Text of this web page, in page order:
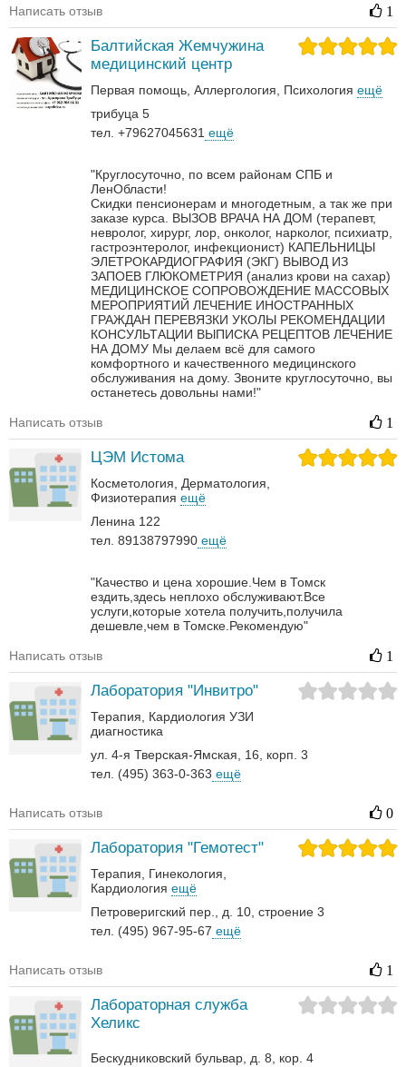
Написать отзыв 1
Балтийская Жемчужина
медицинский центр
Первая помощь Аллергология Психология ещё
трибуца 5
тел. +79627045631 ещё
"Круглосуточно, по всем районам СПБ и
ЛенОбласти!
Скидки пенсионерам и многодетным, а так же при
заказе курса. ВЫЗОВ ВРАЧА НА ДОМ (терапевт,
невролог, хирург, лор, онколог, нарколог, психиатр,
гастроэнтеролог, инфекционист) КАПЕЛЬНИЦЫ
ЭЛЕТРОКАРДИОГРАФИЯ (ЭКГ) ВЫВОД ИЗ
ЗАПОЕВ ГЛЮКОМЕТРИЯ (анализ крови на сахар)
МЕДИЦИНСКОЕ СОПРОВОЖДЕНИЕ МАССОВЫХ
МЕРОПРИЯТИЙ ЛЕЧЕНИЕ ИНОСТРАННЫХ
ГРАЖДАН ПЕРЕВЯЗКИ УКОЛЫ РЕКОМЕНДАЦИИ
КОНСУЛЬТАЦИИ ВЫПИСКА РЕЦЕПТОВ ЛЕЧЕНИЕ
НА ДОМУ Мы делаем всё для самого
комфортного и качественного медицинского
обслуживания на дому. Звоните круглосуточно, вы
останетесь довольны нами!"
Написать отзыв 1
ЦЭМ Истома
Косметология Дерматология‎
Физиотерапия ещё
Ленина 122
тел. 89138797990 ещё
"Качество и цена хорошие.Чем в Томск
ездить,здесь неплохо обслуживают.Все
услуги,которые хотела получить,получила
дешевле,чем в Томске.Рекомендую"
Написать отзыв 1
Лаборатория "Инвитро"
Терапия Кардиология УЗИ
диагностика
ул. 4-я Тверская-Ямская, 16, корп. 3
тел. (495) 363-0-363 ещё
Написать отзыв 0
Лаборатория "Гемотест"
Терапия
Гинекология
Кардиология ещё
Петроверигский пер., д. 10, строение 3
тел. (495) 967-95-67 ещё
Написать отзыв 1
Лабораторная служба
Хеликс
Бескудниковский бульвар, д. 8, кор. 4